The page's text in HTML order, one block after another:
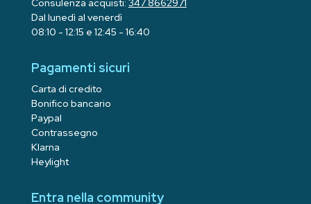
Consulenza acquisti: 347 8662971
Dal lunedì al venerdì
08:10 - 12:15 e 12:45 - 16:40
Pagamenti sicuri
Carta di credito
Bonifico bancario
Paypal
Contrassegno
Klarna
Heylight
Entra nella community